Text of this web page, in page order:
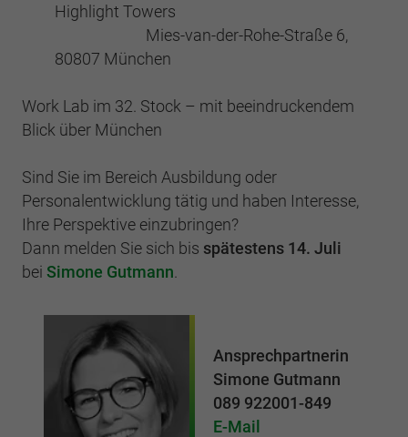
Highlight Towers
Mies-van-der-Rohe-Straße 6,
80807 München
Work Lab im 32. Stock – mit beeindruckendem
Blick über München
Sind Sie im Bereich Ausbildung oder
Personalentwicklung tätig und haben Interesse,
Ihre Perspektive einzubringen?
Dann melden Sie sich bis spätestens 14. Juli
bei Simone Gutmann.
Ansprechpartnerin
Simone Gutmann
089 922001-849
E-Mail
Laufzeit Sitzungsende
Zweck
Speicherung der Benutzer-ID bei
Anbieter Google Analytics
Laufzeit 1 Tag
Zweck
Registriert eine eindeutige ID, die verwendet
wird, um statistische Daten dazu, wie der